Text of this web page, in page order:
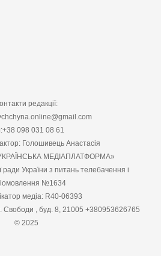
редакції:
098 031 08 61
Голошивець Анастасія
МЕДІАПЛАТФОРМА»
України з питань телебачення і
№1634
медіа: R40-06393
Свободи , буд. 8, 21005 +380953626765
© 2025